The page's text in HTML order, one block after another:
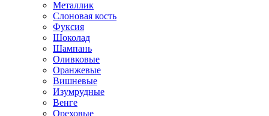
Металлик
Слоновая кость
Фуксия
Шоколад
Шампань
Оливковые
Оранжевые
Вишневые
Изумрудные
Венге
Ореховые